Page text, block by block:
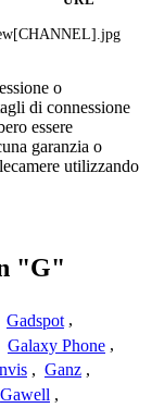
o
di connessione
essere
garanzia o
utilizzando
"G"
Gadspot ,
Galaxy Phone ,
, Ganz ,
Gawell ,